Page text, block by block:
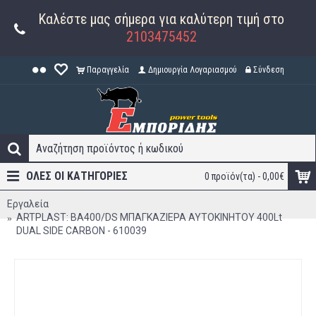
Καλέστε μας σήμερα για καλύτερη τιμή στο
2103475452
Παραγγελία Δημιουργία Λογαριασμού Σύνδεση
0 προϊόν(τα) - 0,00€
ΟΛΕΣ ΟΙ ΚΑΤΗΓΟΡΊΕΣ
Εργαλεία
ARTPLAST: BA400/DS ΜΠΑΓΚΑΖΙΕΡΑ ΑΥΤΟΚΙΝΗΤΟΥ 400Lt
DUAL SIDE CARBON - 610039